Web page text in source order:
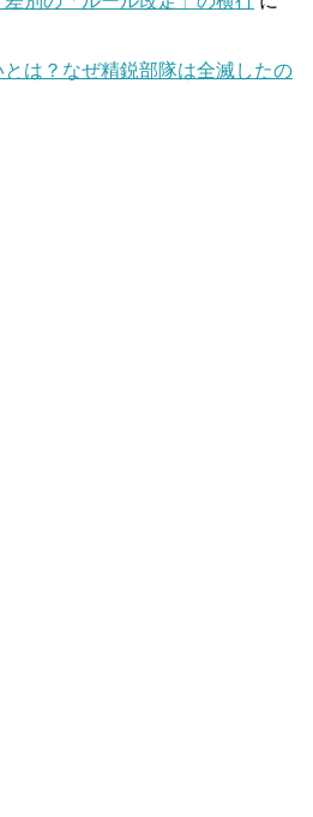
は？なぜ精鋭部隊は全滅したの